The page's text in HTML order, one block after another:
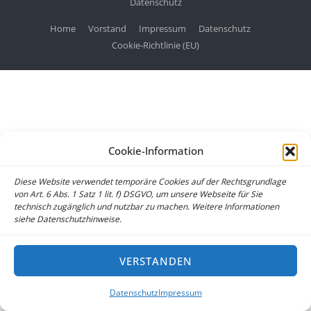
Cookie-Information
Diese Website verwendet temporäre Cookies auf der Rechtsgrundlage
von Art. 6 Abs. 1 Satz 1 lit. f) DSGVO, um unsere Webseite für Sie
technisch zugänglich und nutzbar zu machen. Weitere Informationen
siehe Datenschutzhinweise.
VERSTANDEN
DatenschutzImpressum
Home Vorstand Impressum
Datenschutz
Cookie-Richtlinie (EU)